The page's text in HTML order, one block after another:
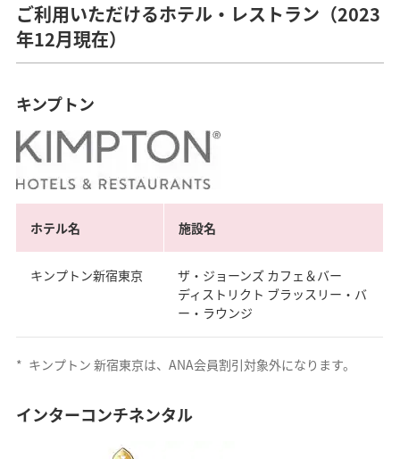
ご利用いただけるホテル・レストラン（2023
年12月現在）
キンプトン
ホテル名 施設名
キンプトン新宿東京
ザ・ジョーンズ カフェ＆バー
ディストリクト ブラッスリー・バ
ー・ラウンジ
* キンプトン 新宿東京は、ANA会員割引対象外になります。
インターコンチネンタル